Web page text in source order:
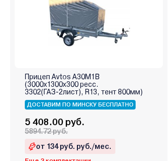
Прицеп Avtos А30М1В
(3000х1300х300 ресс.
3302(ГАЗ-2лист), R13, тент 800мм)
ДОСТАВИМ ПО МИНСКУ БЕСПЛАТНО
5 408.00 руб.
5894.72 руб.
от 134 руб. руб./мес.